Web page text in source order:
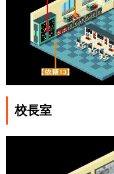
校長室